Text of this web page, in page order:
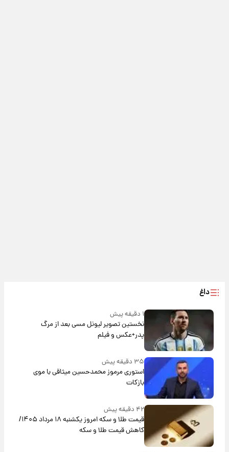
داغ
۱ دقیقه پیش
نخستین تصویر لیونل مسی بعد از مرگ
پدر+عکس و فیلم
۳۵ دقیقه پیش
استوری مرموز محمدحسین میثاقی با موی
بازکات
۴۲ دقیقه پیش
قیمت طلا و سکه امروز یکشنبه ۱۸ مرداد ۱۴۰۵/
کاهش قیمت طلا و سکه